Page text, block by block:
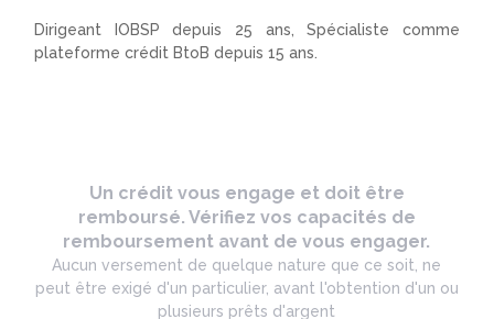
Dirigeant IOBSP depuis 25 ans, Spécialiste comme
plateforme crédit BtoB depuis 15 ans.
Un crédit vous engage et doit être
remboursé. Vérifiez vos capacités de
remboursement avant de vous engager.
Aucun versement de quelque nature que ce soit, ne
peut être exigé d'un particulier, avant l'obtention d'un ou
plusieurs prêts d'argent